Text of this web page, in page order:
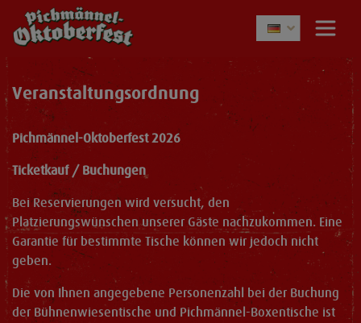
Veranstaltungsordnung
Pichmännel-Oktoberfest 2026
Ticketkauf / Buchungen
Bei Reservierungen wird versucht, den
Platzierungswünschen unserer Gäste nachzukommen. Eine
Garantie für bestimmte Tische können wir jedoch nicht
geben.
Die von Ihnen angegebene Personenzahl bei der Buchung
der Bühnenwiesentische und Pichmännel-Boxentische ist